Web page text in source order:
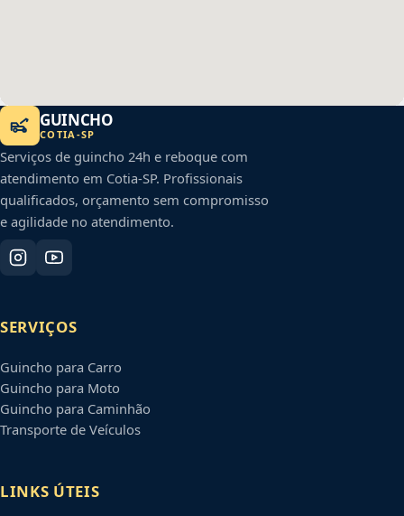
GUINCHO
COTIA -SP
Serviços de guincho 24h e reboque com
atendimento em Cotia-SP. Profissionais
qualificados, orçamento sem compromisso
e agilidade no atendimento.
SERVIÇOS
Guincho para Carro
Guincho para Moto
Guincho para Caminhão
Transporte de Veículos
LINKS ÚTEIS